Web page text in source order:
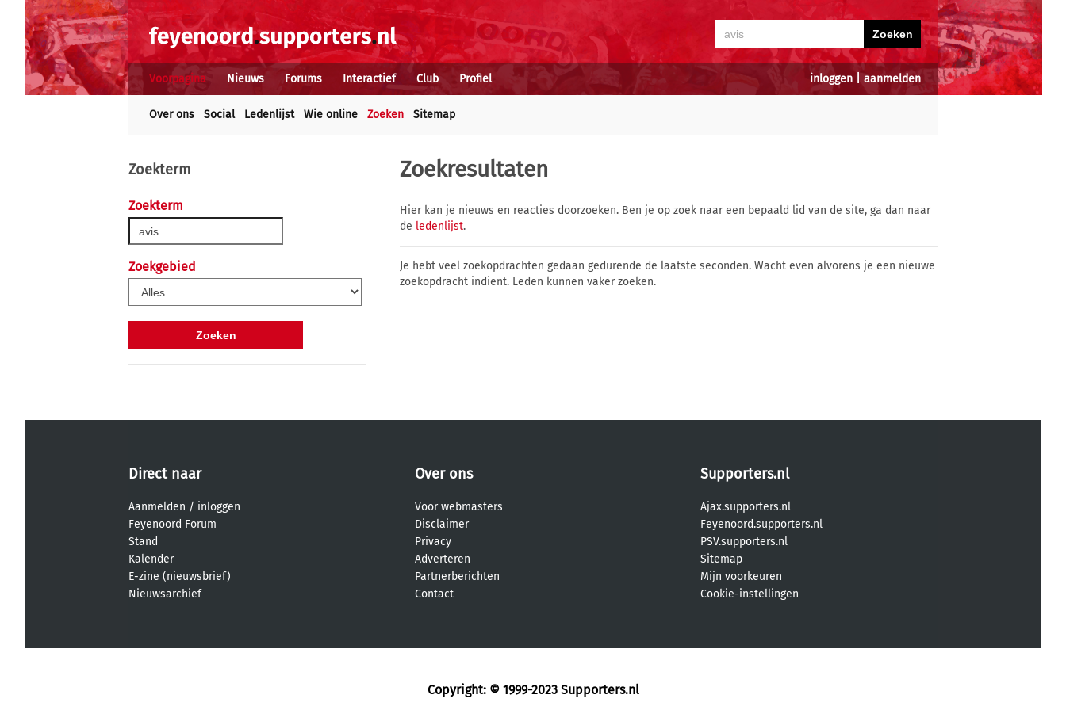
inloggen aanmelden
Voorpagina Nieuws Forums Interactief Club Profiel
Over ons Social Ledenlijst Wie online Zoeken Sitemap
Zoekterm
Zoekterm
Zoekgebied
Zoekresultaten
Hier kan je nieuws en reacties doorzoeken. Ben je op zoek naar een bepaald lid van de site, ga dan naar
de ledenlijst.
Je hebt veel zoekopdrachten gedaan gedurende de laatste seconden. Wacht even alvorens je een nieuwe
zoekopdracht indient. Leden kunnen vaker zoeken.
Direct naar
Aanmelden / inloggen
Feyenoord Forum
Stand
Kalender
E-zine (nieuwsbrief)
Nieuwsarchief
Over ons
Voor webmasters
Disclaimer
Privacy
Adverteren
Partnerberichten
Contact
Supporters.nl
Ajax.supporters.nl
Feyenoord.supporters.nl
PSV.supporters.nl
Sitemap
Mijn voorkeuren
Cookie-instellingen
Copyright: © 1999-2023 Supporters.nl